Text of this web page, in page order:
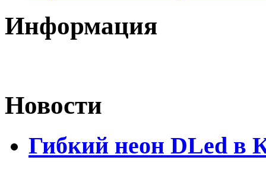
Информация
Новости
Гибкий неон DLed в